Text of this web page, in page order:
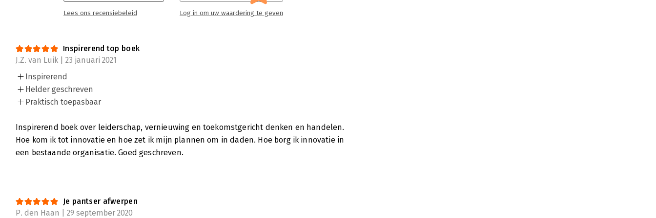
Bert Peene | 13 oktober 2020
Over organisatievernieuwing is in de loop der jaren al het nodige geschreven.
Desondanks blijkt echte vernieuwing lastig te realiseren. Tussen droom en daad
staan wetten in de weg en praktische bezwaren, dichtte Willem Elsschot ruim
honderd jaar geleden al. Mogelijk is het echter wel; dat willen Yousri Mandour,
realiseren van echte vernieuwing’. Hun belangrijkste boodschap: accepteer dat
echt vernieuwen onzekerheid en kwetsbaarheid met zich meebrengt.
Lees verder
Lees ons recensiebeleid Log in om uw waardering te geven
Inspirerend top boek
J.Z. van Luik | 23 januari 2021
Inspirerend
Helder geschreven
Praktisch toepasbaar
Inspirerend boek over leiderschap, vernieuwing en toekomstgericht denken en handelen.
Hoe kom ik tot innovatie en hoe zet ik mijn plannen om in daden. Hoe borg ik innovatie in
een bestaande organisatie. Goed geschreven.
Je pantser afwerpen
P. den Haan | 29 september 2020